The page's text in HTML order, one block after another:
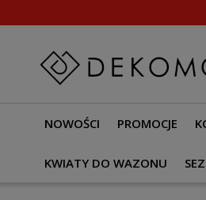
NOWOŚCI PROMOCJE
KWIATY DO WAZONU